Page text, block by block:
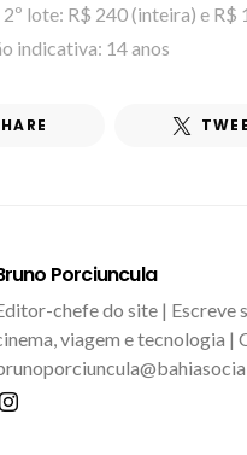
lote: R$ 240 (inteira) e R$
indicativa: 14 anos
Porciuncula
chefe do site | Escreve
viagem e tecnologia |